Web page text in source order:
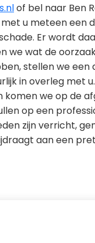
of bel naar Ben
u meteen een
Er wordt
we wat de
stellen we een
in overleg met u.
we op de
op een
zijn verricht,
aan een